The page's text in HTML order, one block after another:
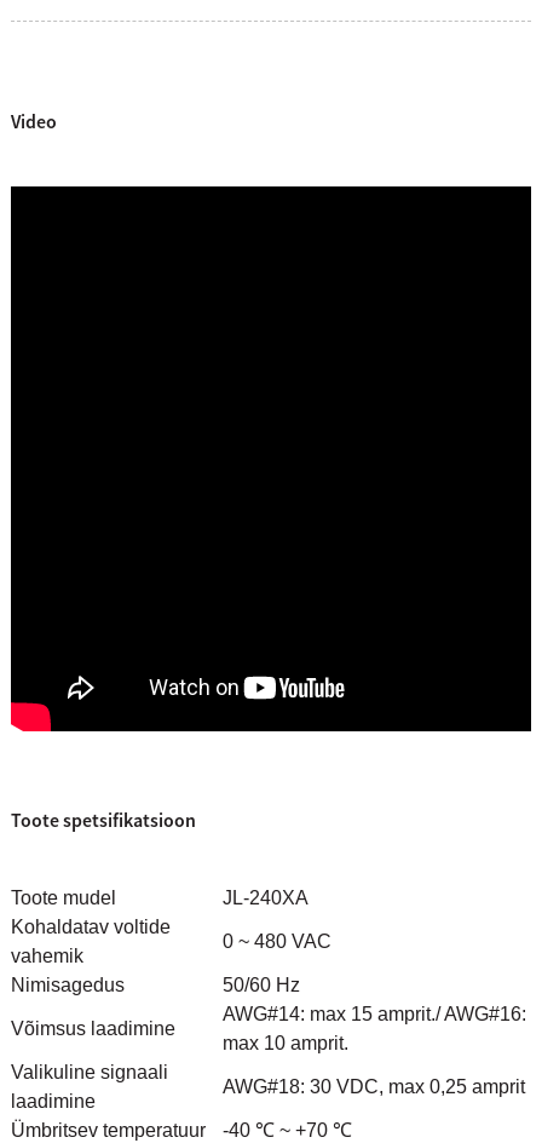
Video
Toote spetsifikatsioon
Toote mudel
JL-240XA
Kohaldatav voltide
vahemik
0 ~ 480 VAC
Nimisagedus 50/60 Hz
Võimsus laadimine
AWG#14: max 15 amprit./ AWG#16:
max 10 amprit.
Valikuline signaali
laadimine
AWG#18: 30 VDC, max 0,25 amprit
Ümbritsev temperatuur
-40 ℃ ~ +70 ℃